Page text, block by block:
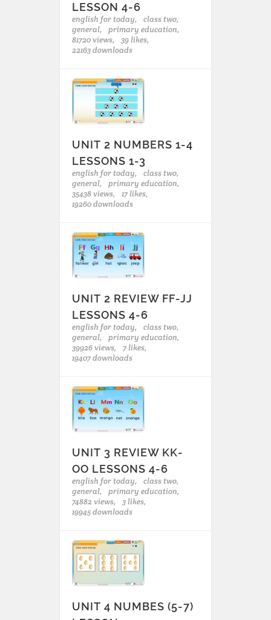
LESSON 4-6
english for today,
class two,
general,
primary education,
81720 views,
39 likes,
22163 downloads
UNIT 2 NUMBERS 1-4
LESSONS 1-3
english for today,
class two,
general,
primary education,
35438 views,
17 likes,
19260 downloads
UNIT 2 REVIEW FF-JJ
LESSONS 4-6
english for today,
class two,
general,
primary education,
39926 views,
7 likes,
19407 downloads
UNIT 3 REVIEW KK-
OO LESSONS 4-6
english for today,
class two,
general,
primary education,
74882 views,
3 likes,
19945 downloads
UNIT 4 NUMBES (5-7)